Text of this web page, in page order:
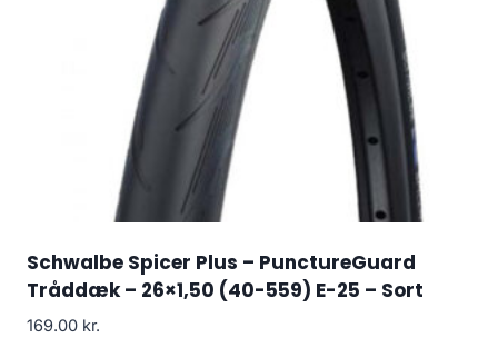
Schwalbe Spicer Plus – PunctureGuard
Tråddæk – 26×1,50 (40-559) E-25 – Sort
169.00 kr.